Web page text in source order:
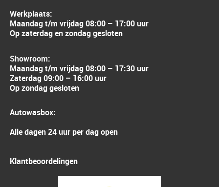
Werkplaats:
Maandag t/m vrijdag 08:00 – 17:00 uur
Op zaterdag en zondag gesloten
Showroom:
Maandag t/m vrijdag 08:00 – 17:30 uur
Zaterdag 09:00 – 16:00 uur
Op zondag gesloten
Autowasbox:
Alle dagen 24 uur per dag open
Klantbeoordelingen